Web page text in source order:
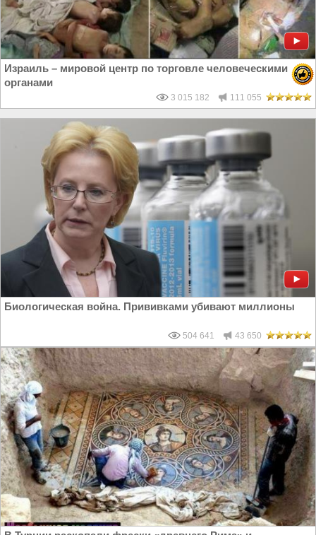
Израиль – мировой центр по торговле человеческими
органами
3 015 182 111 055
Биологическая война. Прививками убивают миллионы
504 641 43 650